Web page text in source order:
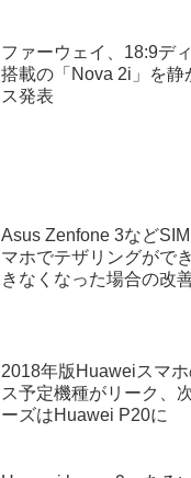
ファーウェイ、18:9デ
搭載の「Nova 2i」を静
ス発表
Asus Zenfone 3など
マホでテザリングがで
きなくなった場合の改
2018年版Huaweiスマ
ス予定機種がリーク、
ーズはHuawei P20に